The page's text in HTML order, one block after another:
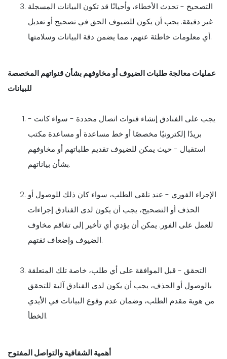
التصحيح - تحدث الأخطاء، وأحيانًا قد تكون البيانات المسجلة
غير دقيقة. يجب أن يكون للضيوف الحق في تصحيح أو تعديل
أي معلومات خاطئة عنهم، مما يضمن دقة البيانات وسلامتها.
عمليات معالجة طلبات الضيوف أو مخاوفهم بشأن قنواتهم المخصصة
للبيانات
- يجب على الفنادق إنشاء قنوات اتصال محددة - سواء كانت
بريدًا إلكترونيًا مخصصًا أو خط مساعدة أو مساعدة مكتب
استقبال - حيث يمكن للضيوف تقديم طلباتهم أو مخاوفهم
بشأن بياناتهم.
الإجراء الفوري - عند تلقي الطلب، سواء كان ذلك للوصول أو
الحذف أو التصحيح، يجب أن يكون لدى الفنادق إجراءات
للعمل على الفور. يمكن أن يؤدي أي تأخير إلى تفاقم مخاوف
الضيوف وإضعاف ثقتهم.
التحقق - قبل الموافقة على أي طلب، خاصة تلك المتعلقة
بالوصول أو الحذف، يجب أن يكون لدى الفنادق آلية للتحقق
من هوية مقدم الطلب، وضمان عدم وقوع البيانات في الأيدي
الخطأ.
أهمية الشفافية والتواصل المفتوح